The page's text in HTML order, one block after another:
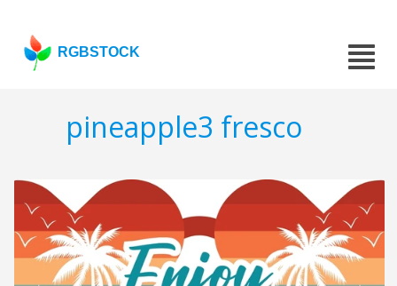
RGBSTOCK
pineapple3 fresco